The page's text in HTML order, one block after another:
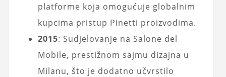
platforme koja omogućuje globalnim
kupcima pristup Pinetti proizvodima.
2015: Sudjelovanje na Salone del
Mobile, prestižnom sajmu dizajna u
Milanu, što je dodatno učvrstilo